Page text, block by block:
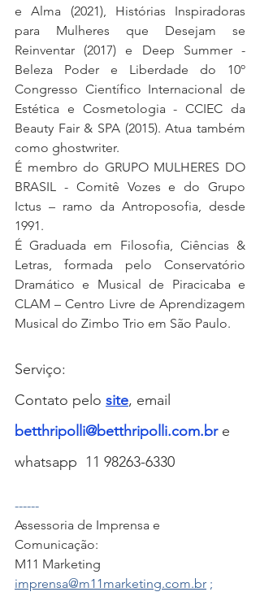
e Alma (2021), Histórias Inspiradoras
para Mulheres que Desejam se
Reinventar (2017) e Deep Summer -
Beleza Poder e Liberdade do 10º
Congresso Científico Internacional de
Estética e Cosmetologia - CCIEC da
Beauty Fair & SPA (2015). Atua também
como ghostwriter.
É membro do GRUPO MULHERES DO
BRASIL - Comitê Vozes e do Grupo
Ictus – ramo da Antroposofia, desde
1991.
É Graduada em Filosofia, Ciências &
Letras, formada pelo Conservatório
Dramático e Musical de Piracicaba e
CLAM – Centro Livre de Aprendizagem
Musical do Zimbo Trio em São Paulo.
Serviço:
Contato pelo site, email
betthripolli@betthripolli.com.br e
whatsapp  11 98263-6330
------
Assessoria de Imprensa e
Comunicação:
M11 Marketing
imprensa@m11marketing.com.br ;